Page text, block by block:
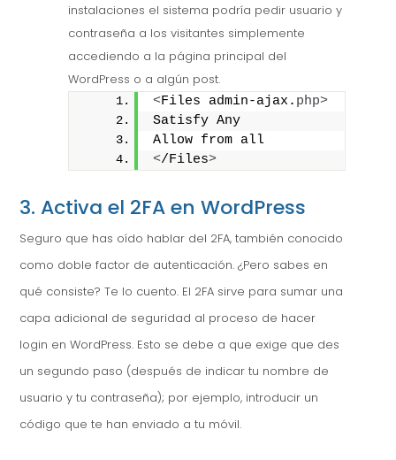
instalaciones el sistema podría pedir usuario y
contraseña a los visitantes simplemente
accediendo a la página principal del
WordPress o a algún post.
<Files admin-ajax. php>
Satisfy Any
Allow from all
</Files>
3. Activa el 2FA en WordPress
Seguro que has oído hablar del 2FA, también conocido
como doble factor de autenticación. ¿Pero sabes en
qué consiste? Te lo cuento. El 2FA sirve para sumar una
capa adicional de seguridad al proceso de hacer
login en WordPress. Esto se debe a que exige que des
un segundo paso (después de indicar tu nombre de
usuario y tu contraseña); por ejemplo, introducir un
código que te han enviado a tu móvil.